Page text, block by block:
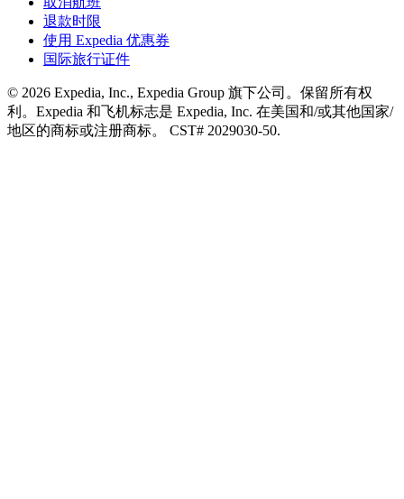
退款时限
使用 Expedia 优惠券
国际旅行证件
© 2026 Expedia, Inc., Expedia Group 旗下公司。保留所有权
利。Expedia 和飞机标志是 Expedia, Inc. 在美国和/或其他国家/
地区的商标或注册商标。 CST# 2029030-50.